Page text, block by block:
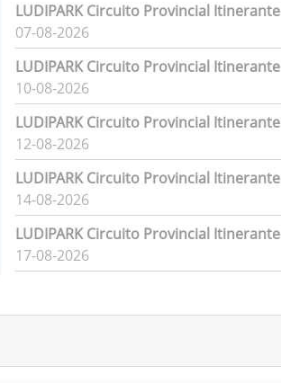
LUDIPARK Circuito Provincial Itinerante
07-08-2026
LUDIPARK Circuito Provincial Itinerante
10-08-2026
LUDIPARK Circuito Provincial Itinerante
12-08-2026
LUDIPARK Circuito Provincial Itinerante
14-08-2026
LUDIPARK Circuito Provincial Itinerante
17-08-2026